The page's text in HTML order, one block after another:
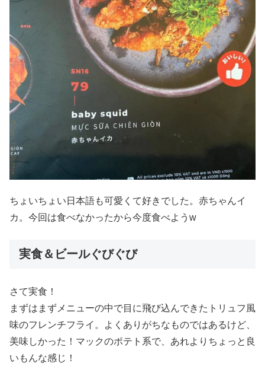
ちょいちょい日本語も可愛くて好きでした。赤ちゃんイ
カ。今回は食べなかったから今度食べようw
実食＆ビールぐびぐび
さて実食！
まずはまずメニューの中で目に飛び込んできたトリュフ風
味のフレンチフライ。よくありがちなものではあるけど、
美味しかった！マックのポテト系で、あれよりちょっと良
いもんな感じ！